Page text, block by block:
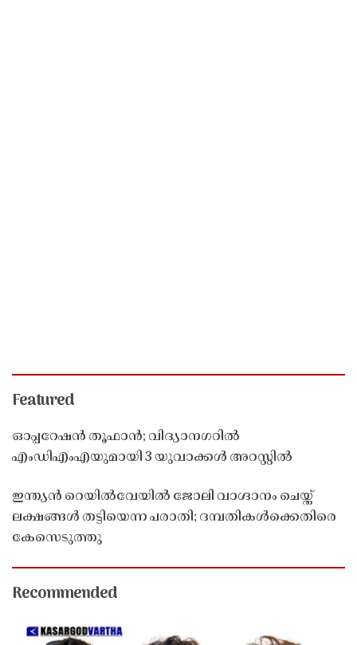
Featured
ഓപ്പറേഷൻ തൂഫാൻ; വിദ്യാനഗറിൽ
എംഡിഎംഎയുമായി 3 യുവാക്കൾ അറസ്റ്റിൽ
ഇന്ത്യൻ റെയിൽവേയിൽ ജോലി വാഗ്ദാനം ചെയ്ത്
ലക്ഷങ്ങൾ തട്ടിയെന്ന പരാതി; ദമ്പതികൾക്കെതിരെ
കേസെടുത്തു
Recommended